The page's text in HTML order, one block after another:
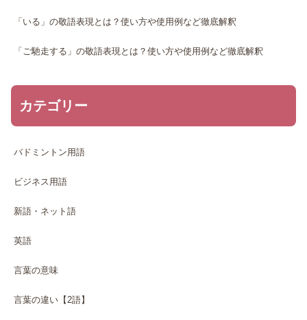
「いる」の敬語表現とは？使い方や使用例など徹底解釈
「ご馳走する」の敬語表現とは？使い方や使用例など徹底解釈
カテゴリー
バドミントン用語
ビジネス用語
新語・ネット語
英語
言葉の意味
言葉の違い【2語】